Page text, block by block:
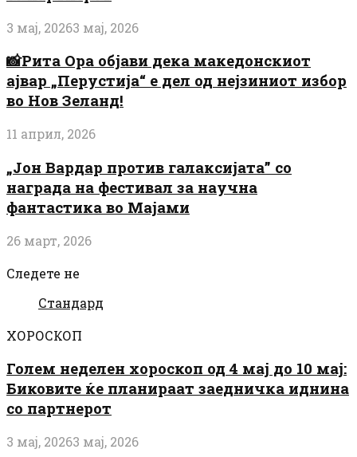
3 мај, 20263 мај, 2026
📸Рита Ора објави дека македонскиот
ајвар „Перустија“ е дел од нејзиниот избор
во Нов Зеланд!
11 април, 2026
„Јон Вардар против галаксијата” со
награда на фестивал за научна
фантастика во Мајами
26 март, 2026
Следете не
Стандард
ХОРОСКОП
Голем неделен хороскоп од 4 мај до 10 мај:
Биковите ќе планираат заедничка иднина
со партнерот
3 мај, 20263 мај, 2026